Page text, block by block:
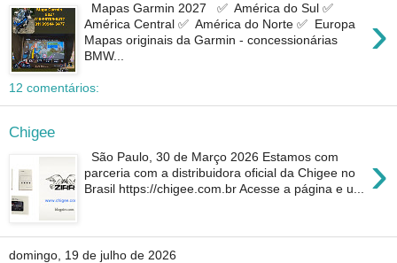
›
Mapas Garmin 2027 ✅ América do Sul ✅
América Central ✅ América do Norte ✅ Europa
Mapas originais da Garmin - concessionárias
BMW...
12 comentários:
Chigee
›
São Paulo, 30 de Março 2026 Estamos com
parceria com a distribuidora oficial da Chigee no
Brasil https://chigee.com.br Acesse a página e u...
domingo, 19 de julho de 2026